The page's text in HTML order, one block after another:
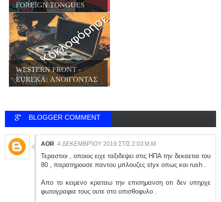
FOREIGN TONGUES
(202...
WESTERN FRONT -
EUREKA: ΑΝΟΙΓΟΝΤΑΣ
...
BLOGGER COMMENT
AOR 4 ΔΕΚΕΜΒΡΊΟΥ 2019 ΣΤΙΣ 2:03 Μ.Μ.
Τεραστιοι , οποιος ειχε ταξιδεψει στις ΗΠΑ την δεκαετια του
80 , παρατηρουσε παντου μπλουζες styx οπως και rush .
Απο το κειμενο κραταω την επισημανση οτι δεν υπηρχε
φωτογραφια τους ουτε στο οπισθοφυλο .